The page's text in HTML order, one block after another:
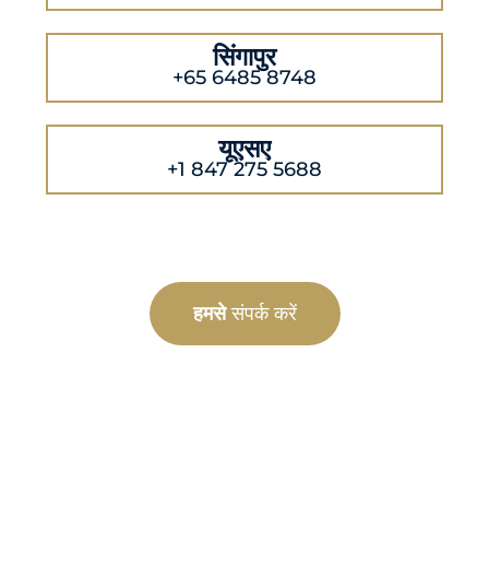
सिंगापुर
+65 6485 8748
यूएसए
+1 847 275 5688
हमसेसंपर्क करें